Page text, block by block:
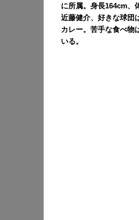
に所属。身長164cm、
近藤健介、好きな球団
カレー。苦手な食べ物
いる。